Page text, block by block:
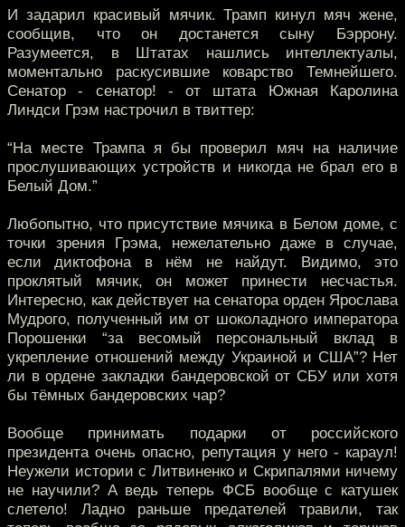
И задарил красивый мячик. Трамп кинул мяч жене,
сообщив, что он достанется сыну Бэррону.
Разумеется, в Штатах нашлись интеллектуалы,
моментально раскусившие коварство Темнейшего.
Сенатор - сенатор! - от штата Южная Каролина
Линдси Грэм настрочил в твиттер:
“На месте Трампа я бы проверил мяч на наличие
прослушивающих устройств и никогда не брал его в
Белый Дом.”
Любопытно, что присутствие мячика в Белом доме, с
точки зрения Грэма, нежелательно даже в случае,
если диктофона в нём не найдут. Видимо, это
проклятый мячик, он может принести несчастья.
Интересно, как действует на сенатора орден Ярослава
Мудрого, полученный им от шоколадного императора
Порошенки “за весомый персональный вклад в
укрепление отношений между Украиной и США”? Нет
ли в ордене закладки бандеровской от СБУ или хотя
бы тёмных бандеровских чар?
Вообще принимать подарки от российского
президента очень опасно, репутация у него - караул!
Неужели истории с Литвиненко и Скрипалями ничему
не научили? А ведь теперь ФСБ вообще с катушек
слетело! Ладно раньше предателей травили, так